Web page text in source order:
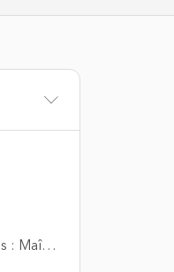
Une Structure en Deux Temps : Maîtriser les Bases, Puis Viser l’Excellence